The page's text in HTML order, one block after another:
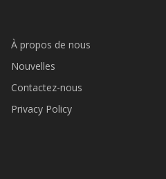
À propos de nous
Nouvelles
Contactez-nous
Privacy Policy